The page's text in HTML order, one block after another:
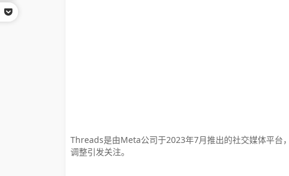
‌Threads是由Meta公司于2023年7月推出的社交媒体平台
调整引发关注。‌‌